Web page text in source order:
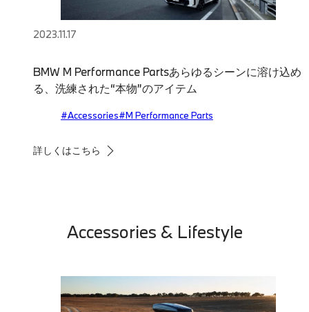
2023.11.17
BMW M Performance Partsあらゆるシーンに溶け込め
る、洗練された“本物”のアイテム
#Accessories#M Performance Parts
詳しくはこちら
Accessories & Lifestyle